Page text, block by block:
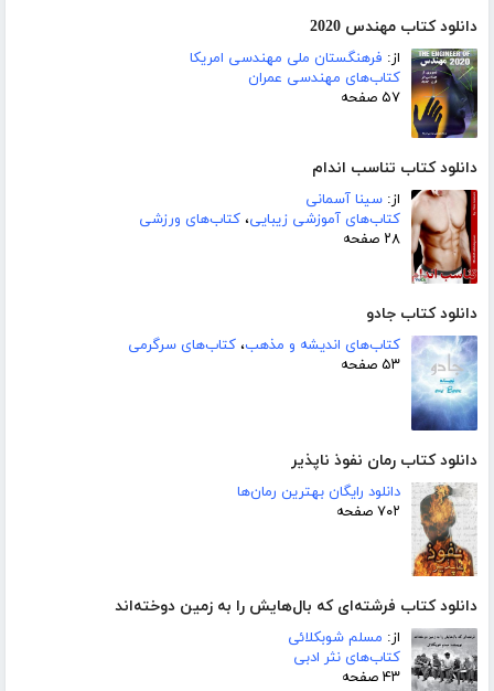
دانلود کتاب مهندس 2020
از: فرهنگستان ملی مهندسی امریکا
کتاب‌های مهندسی عمران
۵۷ صفحه
دانلود کتاب تناسب اندام
از: سینا آسمانی
کتاب‌های آموزشی زیبایی، کتاب‌های ورزشی
۲۸ صفحه
دانلود کتاب جادو
کتاب‌های اندیشه و مذهب، کتاب‌های سرگرمی
۵۳ صفحه
دانلود کتاب رمان نفوذ ناپذیر
دانلود رایگان بهترین رمان‌ها
۷۰۲ صفحه
دانلود کتاب فرشته‌ای که بال‌هایش را به زمین دوخته‌اند
از: مسلم شوبکلائی
کتاب‌های نثر ادبی
۴۳ صفحه